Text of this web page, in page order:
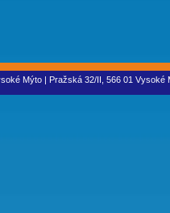
Mýto | Pražská 32/II, 566 01 Vysoké